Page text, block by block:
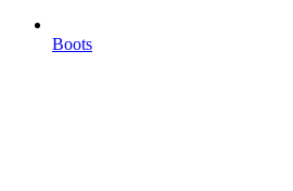
Boots